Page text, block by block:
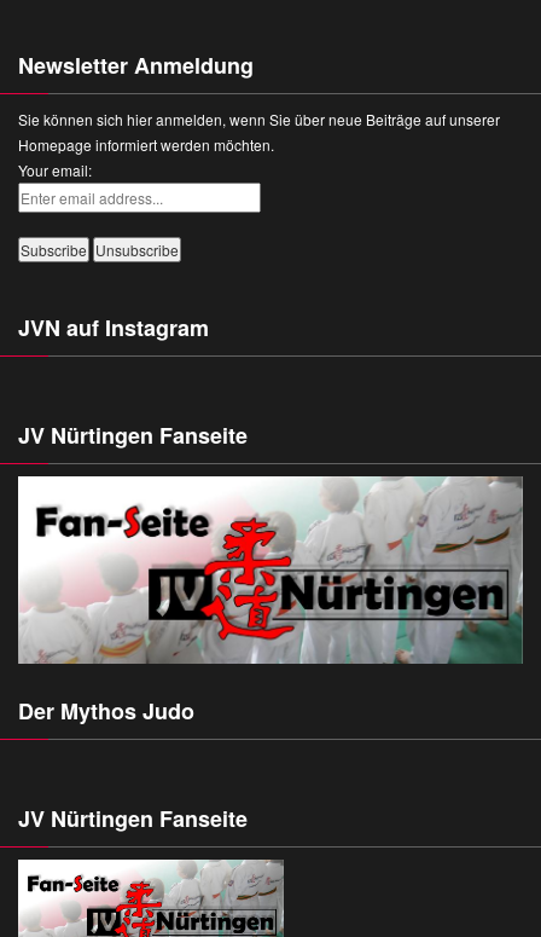
Newsletter Anmeldung
Sie können sich hier anmelden, wenn Sie über neue Beiträge auf unserer
Homepage informiert werden möchten.
Your email:
JVN auf Instagram
JV Nürtingen Fanseite
Der Mythos Judo
JV Nürtingen Fanseite